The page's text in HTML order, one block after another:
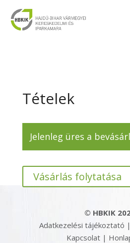
Tételek
Jelenleg üres a
Vásárlás folytatása
© HBKIK
Adatkezelési tájékoztató |
Kapcsolat|